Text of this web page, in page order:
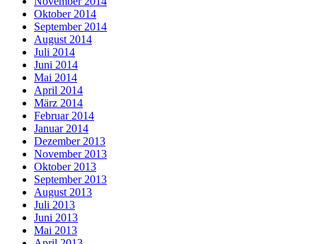
Oktober 2014
September 2014
August 2014
Juli 2014
Juni 2014
Mai 2014
April 2014
März 2014
Februar 2014
Januar 2014
Dezember 2013
November 2013
Oktober 2013
September 2013
August 2013
Juli 2013
Juni 2013
Mai 2013